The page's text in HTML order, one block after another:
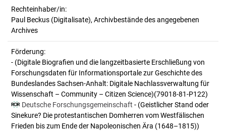
Rechteinhaber/in:
Paul Beckus (Digitalisate), Archivbestände des angegebenen
Archives
Förderung:
- (Digitale Biografien und die langzeitbasierte Erschließung von
Forschungsdaten für Informationsportale zur Geschichte des
Bundeslandes Sachsen-Anhalt: Digitale Nachlassverwaltung für
Wissenschaft – Community – Citizen Science)(79018-81-P122)
Deutsche Forschungsgemeinschaft - (Geistlicher Stand oder
Sinekure? Die protestantischen Domherren vom Westfälischen
Frieden bis zum Ende der Napoleonischen Ära (1648–1815))